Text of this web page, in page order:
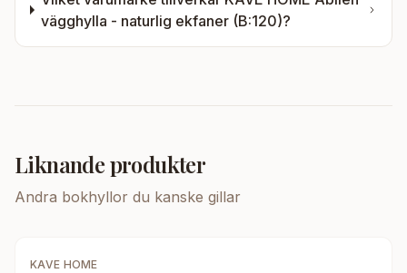
vägghylla - naturlig ekfaner (B:120)?
Liknande produkter
Andra bokhyllor du kanske gillar
KAVE HOME